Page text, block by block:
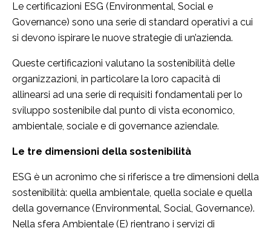
Le certificazioni ESG (Environmental, Social e
Governance) sono una serie di standard operativi a cui
si devono ispirare le nuove strategie di un’azienda.
Queste certificazioni valutano la sostenibilità delle
organizzazioni, in particolare la loro capacità di
allinearsi ad una serie di requisiti fondamentali per lo
sviluppo sostenibile dal punto di vista economico,
ambientale, sociale e di governance aziendale.
Le tre dimensioni della sostenibilità
ESG è un acronimo che si riferisce a tre dimensioni della
sostenibilità: quella ambientale, quella sociale e quella
della governance (Environmental, Social, Governance).
Nella sfera Ambientale (E) rientrano i servizi di